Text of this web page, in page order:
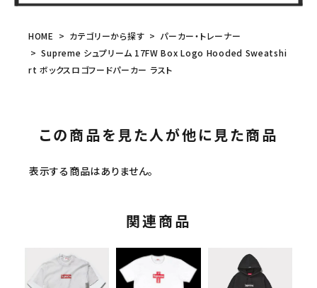
HOME カテゴリーから探す
パーカー・トレーナー
Supreme シュプリーム 17FW Box Logo Hooded Sweatshi
rt ボックスロゴフードパーカー ラスト
この商品を見た人が他に見た商品
表示する商品はありません。
関連商品